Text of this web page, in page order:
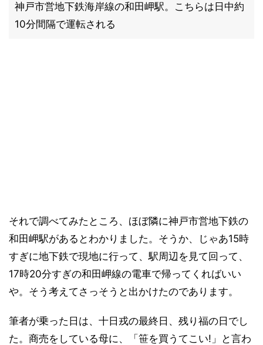
神戸市営地下鉄海岸線の和田岬駅。こちらは日中約
10分間隔で運転される
それで調べてみたところ、ほぼ隣に神戸市営地下鉄の
和田岬駅があるとわかりました。そうか、じゃあ15時
すぎに地下鉄で現地に行って、駅周辺を見て回って、
17時20分すぎの和田岬線の電車で帰ってくればいい
や。そう考えてさっそうと出かけたのであります。
筆者が乗った日は、十日戎の最終日、残り福の日でし
た。商売をしている母に、「笹を買うてこい!」と言わ